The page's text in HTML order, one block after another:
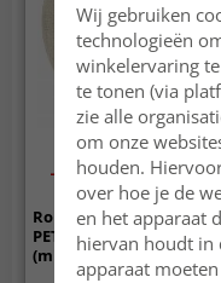
-50%
Rond vloerkleed -
PET with viscose look
(mintgroen)
Wij gebruiken
technologieën
winkelervaring
te tonen (via
zie alle
om onze
houden.
over hoe je de
en het apparaat
hiervan houdt in
apparaat